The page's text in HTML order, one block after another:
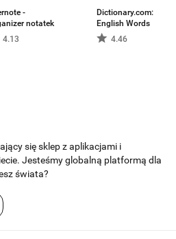
-
notatek
4.13
Dictionary.com:
English Words
4.46
się sklep z aplikacjami i
Jesteśmy globalną platformą dla
świata?